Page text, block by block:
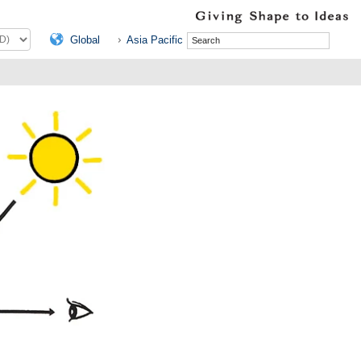
Global Asia Pacific